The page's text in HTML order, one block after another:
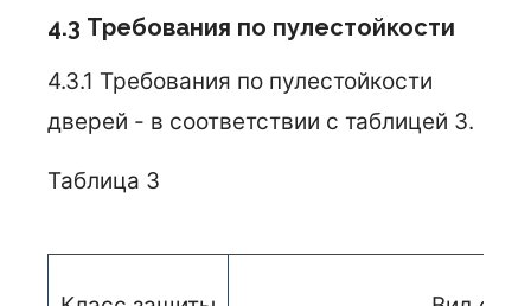
4.3 Требования по пулестойкости
4.3.1 Требования по пулестойкости
дверей - в соответствии с таблицей 3.
Таблица 3